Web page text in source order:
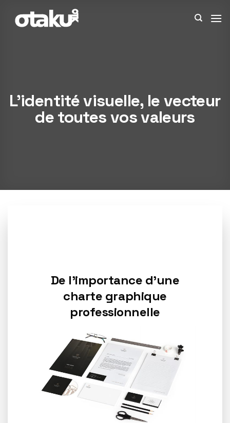
L’identité visuelle, le vecteur
de toutes vos valeurs
De l’importance d’une
charte graphique
professionnelle